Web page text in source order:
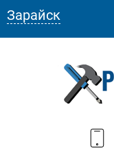
Зарайск